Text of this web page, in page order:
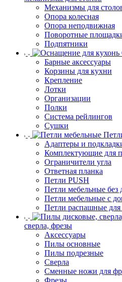
Механизмы для
Опора колесная
Опора неподвижная
Поворотные
Подпятники
Барные аксессуары
Корзины для кухни
Крепление
Лотки
Организации
Полки
Система рейлингов
Сушки
Адаптеры и
Комплектующие для
Ограничители угла
Ответная планка
Петли PUSH
Петли мебельные без
Петли мебельные с
Петли распашные для
сверла, фрезы
Аксессуары
Пилы основные
Пилы подрезные
Сверла
Сменные ножи для
Фрезы